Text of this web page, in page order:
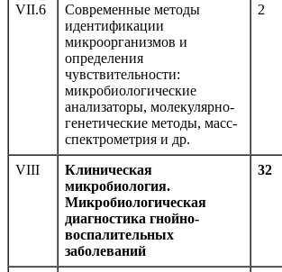
VII.6
Современные методы
идентификации
микроорганизмов и
определения
чувствительности:
микробиологические
анализаторы, молекулярно-
генетические методы, масс-
спектрометрия и др.
2
VIII
Клиническая
микробиология.
Микробиологическая
диагностика гнойно-
воспалительных
заболеваний
32